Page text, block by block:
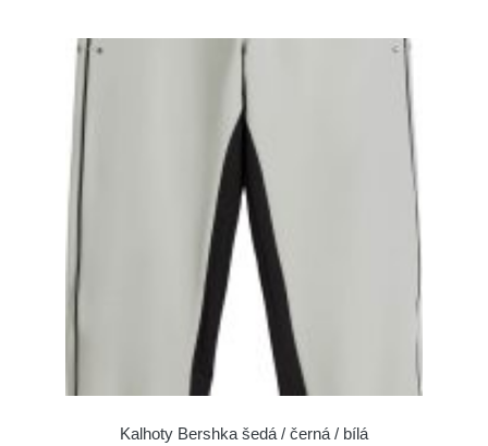
Kalhoty Bershka šedá / černá / bílá